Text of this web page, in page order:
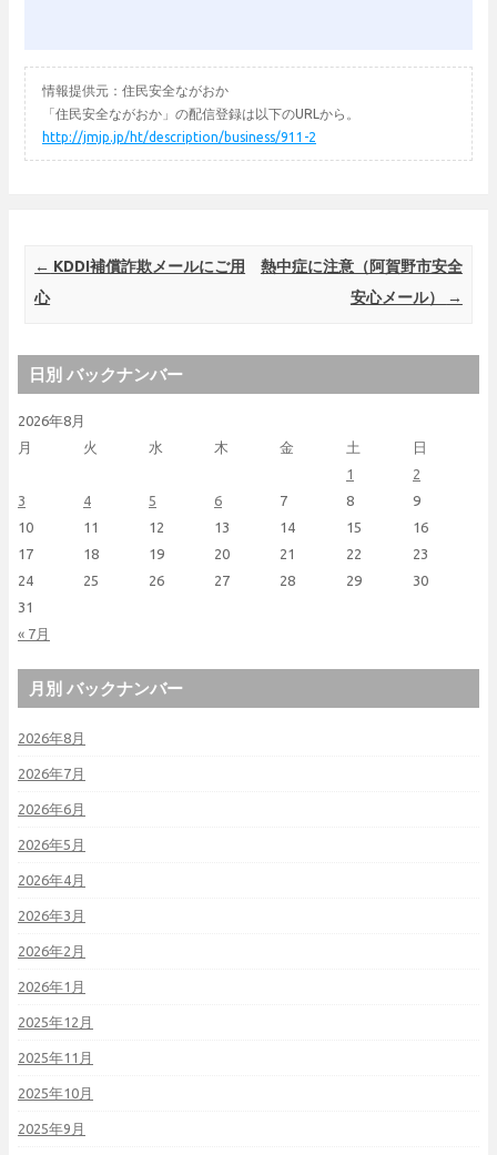
情報提供元：住民安全ながおか
「住民安全ながおか」の配信登録は以下のURLから。
http://jmjp.jp/ht/description/business/911-2
Post navigation
← KDDI補償詐欺メールにご用
心
熱中症に注意（阿賀野市安全
安心メール）
→
日別 バックナンバー
2026年8月
月
火 水 木 金 土 日
« 7月
1
2
3
4 5 6 7 8
9
10
11 12 13 14 15
16
17
18 19 20 21 22
23
24
25 26 27 28 29
30
31
月別 バックナンバー
2026年8月
2026年7月
2026年6月
2026年5月
2026年4月
2026年3月
2026年2月
2026年1月
2025年12月
2025年11月
2025年10月
2025年9月